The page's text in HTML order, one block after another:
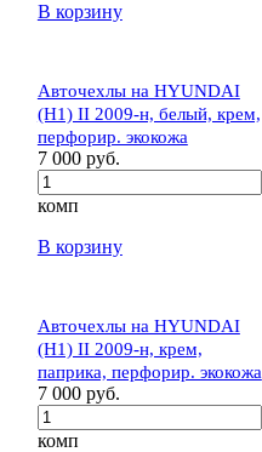
В корзину
Авточехлы на HYUNDAI
(H1) II 2009-н, белый, крем,
перфорир. экокожа
7 000 руб.
комп
В корзину
Авточехлы на HYUNDAI
(H1) II 2009-н, крем,
паприка, перфорир. экокожа
7 000 руб.
комп